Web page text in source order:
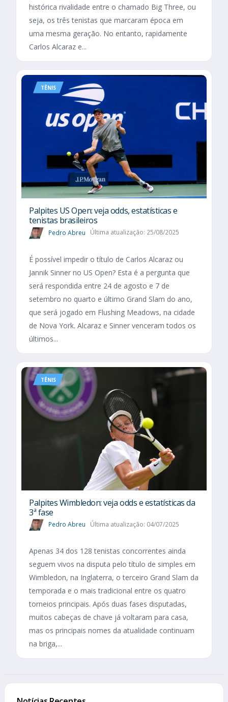
histórica rivalidade entre o chamado Big Three, ou
seja, os três tenistas que marcaram época em
uma mesma geração. No entanto, rapidamente
Carlos Alcaraz e...
TÊNIS
Palpites US Open: veja odds, estatísticas e
tenistas brasileiros
Pedro Abreu Última atualização: 25/08/2025
É possível impedir o título de Carlos Alcaraz ou
Jannik Sinner no US Open? Esta é a pergunta que
será respondida entre 24 de agosto e 7 de
setembro no quarto e último Grand Slam do ano,
que será jogado em Flushing Meadows, na cidade
de Nova York. Alcaraz e Sinner venceram todos os
últimos...
TÊNIS
Palpites Wimbledon: veja odds e estatísticas da
3ª fase
Pedro Abreu Última atualização: 04/07/2025
Apenas 34 dos 128 tenistas concorrentes ainda
seguem vivos na disputa pelo título de simples em
Wimbledon, na Inglaterra, o terceiro Grand Slam da
temporada e o mais tradicional entre os quatro
torneios principais. Após duas fases disputadas,
muitos cabeças de chave já voltaram para casa,
mas os principais nomes da atualidade continuam
na briga,...